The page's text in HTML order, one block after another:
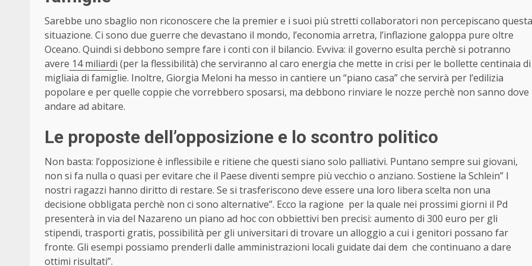
Sarebbe uno sbaglio non riconoscere che la premier e i suoi più stretti collaboratori non percepiscano questa
situazione. Ci sono due guerre che devastano il mondo, l’economia arretra, l’inflazione galoppa pure oltre
Oceano. Quindi si debbono sempre fare i conti con il bilancio. Evviva: il governo esulta perchè si potranno
avere 14 miliardi (per la flessibilità) che serviranno al caro energia che mette in crisi per le bollette centinaia di
migliaia di famiglie. Inoltre, Giorgia Meloni ha messo in cantiere un “piano casa” che servirà per l’edilizia
popolare e per quelle coppie che vorrebbero sposarsi, ma debbono rinviare le nozze perchè non sanno dove
andare ad abitare.
Le proposte dell’opposizione e lo scontro politico
Non basta: l’opposizione è inflessibile e ritiene che questi siano solo palliativi. Puntano sempre sui giovani,
non si fa nulla o quasi per evitare che il Paese diventi sempre più vecchio o anziano. Sostiene la Schlein” I
nostri ragazzi hanno diritto di restare. Se si trasferiscono deve essere una loro libera scelta non una
decisione obbligata perchè non ci sono alternative”. Ecco la ragione per la quale nei prossimi giorni il Pd
presenterà in via del Nazareno un piano ad hoc con obbiettivi ben precisi: aumento di 300 euro per gli
stipendi, trasporti gratis, possibilità per gli universitari di trovare un alloggio a cui i genitori possano far
fronte. Gli esempi possiamo prenderli dalle amministrazioni locali guidate dai dem che continuano a dare
ottimi risultati”.